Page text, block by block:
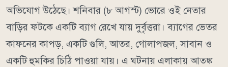
অভিযোগ উঠেছে। শনিবার (৮ আগস্ট) ভোরে ওই নেতার
বাড়ির ফটকে একটি ব্যাগ রেখে যায় দুর্বৃত্তরা। ব্যাগের ভেতর
কাফনের কাপড়, একটি গুলি, আতর, গোলাপজল, সাবান ও
একটি হুমকির চিঠি পাওয়া যায়। এ ঘটনায় এলাকায় আতঙ্ক